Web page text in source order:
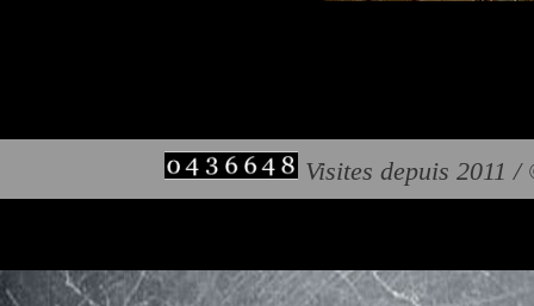
Visites depuis 2011